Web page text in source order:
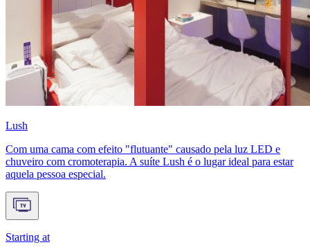
Lush
Com uma cama com efeito "flutuante" causado pela luz LED e
chuveiro com cromoterapia. A suíte Lush é o lugar ideal para estar
aquela pessoa especial.
Starting at